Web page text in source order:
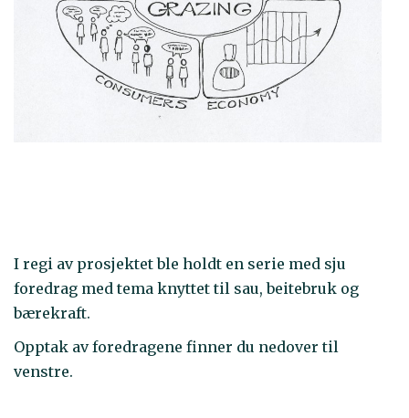
I regi av prosjektet ble holdt en serie med sju
foredrag med tema knyttet til sau, beitebruk og
bærekraft.
Opptak av foredragene finner du nedover til
venstre.